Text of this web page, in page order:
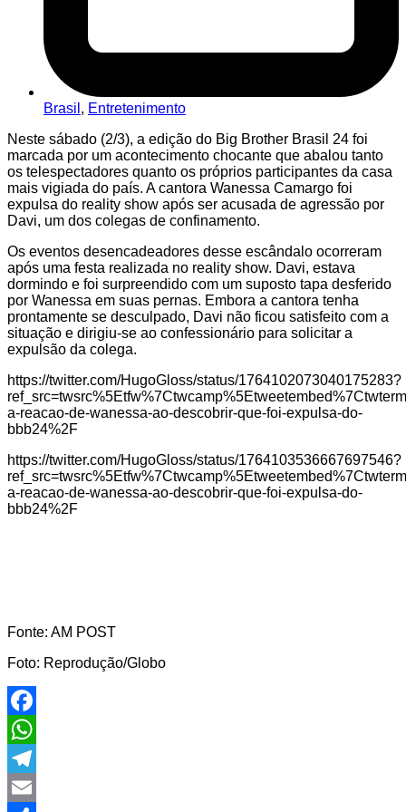
Brasil , Entretenimento
Neste sábado (2/3), a edição do Big Brother Brasil 24 foi
marcada por um acontecimento chocante que abalou tanto
os telespectadores quanto os próprios participantes da casa
mais vigiada do país. A cantora Wanessa Camargo foi
expulsa do reality show após ser acusada de agressão por
Davi, um dos colegas de confinamento.
Os eventos desencadeadores desse escândalo ocorreram
após uma festa realizada no reality show. Davi, estava
dormindo e foi surpreendido com um suposto tapa desferido
por Wanessa em suas pernas. Embora a cantora tenha
prontamente se desculpado, Davi não ficou satisfeito com a
situação e dirigiu-se ao confessionário para solicitar a
expulsão da colega.
https://twitter.com/HugoGloss/status/1764102073040175283?
a-reacao-de-wanessa-ao-descobrir-que-foi-expulsa-do-
bbb24%2F
https://twitter.com/HugoGloss/status/1764103536667697546?
a-reacao-de-wanessa-ao-descobrir-que-foi-expulsa-do-
bbb24%2F
Fonte: AM POST
Foto: Reprodução/Globo
Facebook
WhatsApp
Telegram